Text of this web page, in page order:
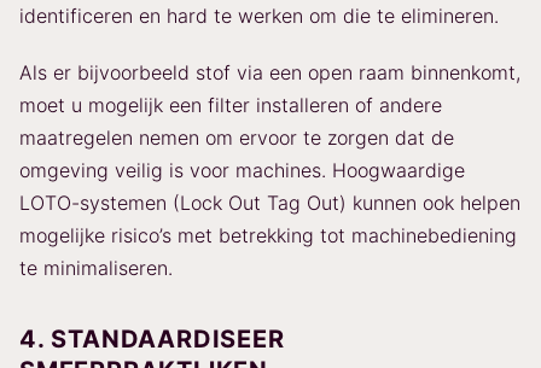
identificeren en hard te werken om die te elimineren.
Als er bijvoorbeeld stof via een open raam binnenkomt,
moet u mogelijk een filter installeren of andere
maatregelen nemen om ervoor te zorgen dat de
omgeving veilig is voor machines. Hoogwaardige
LOTO-systemen (Lock Out Tag Out) kunnen ook helpen
mogelijke risico’s met betrekking tot machinebediening
te minimaliseren.
4. STANDAARDISEER